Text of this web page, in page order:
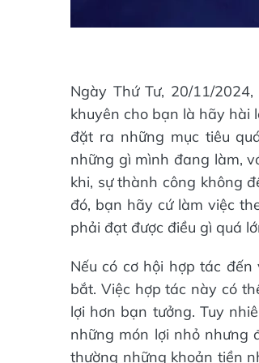
Ngày Thứ Tư, 20/11/
khuyên cho bạn là hãy hài
đặt ra những mục tiêu
những gì mình đang làm,
khi, sự thành công không
đó, bạn hãy cứ làm việc
phải đạt được điều gì quá
Nếu có cơ hội hợp tác
bắt. Việc hợp tác này có
lợi hơn bạn tưởng. Tuy
những món lợi nhỏ nhưng
thường những khoản tiền